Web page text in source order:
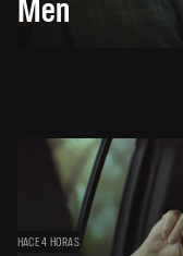
HACE 4 HORAS